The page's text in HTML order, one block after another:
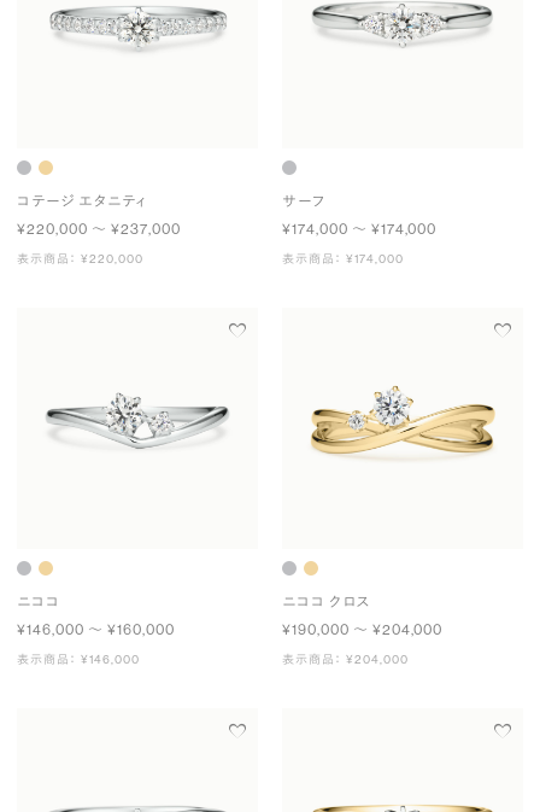
コテージ エタニティ
¥220,000 〜 ¥237,000
表示商品： ¥220,000
サーフ
¥174,000 〜 ¥174,000
表示商品： ¥174,000
ニココ
¥146,000 〜 ¥160,000
表示商品： ¥146,000
ニココ クロス
¥190,000 〜 ¥204,000
表示商品： ¥204,000